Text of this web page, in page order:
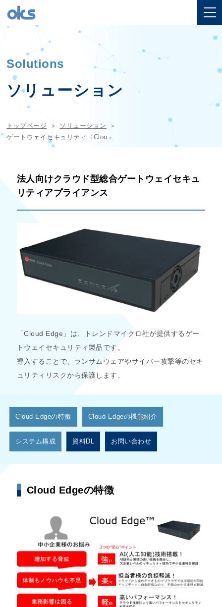
Solutions
ソリューション
トップページ
ソリューション
ゲートウェイセキュリティ〈Cloud Edge〉
法人向けクラウド型総合ゲートウェイセキュ
リティアプライアンス
「Cloud Edge」は、トレンドマイクロ社が提供するゲー
トウェイセキュリティ製品です。
導入することで、ランサムウェアやサイバー攻撃等のセキ
ュリティリスクから保護します。
Cloud Edgeの特徴 Cloud Edgeの機能紹介
システム構成 資料DL お問い合わせ
Cloud Edgeの特徴